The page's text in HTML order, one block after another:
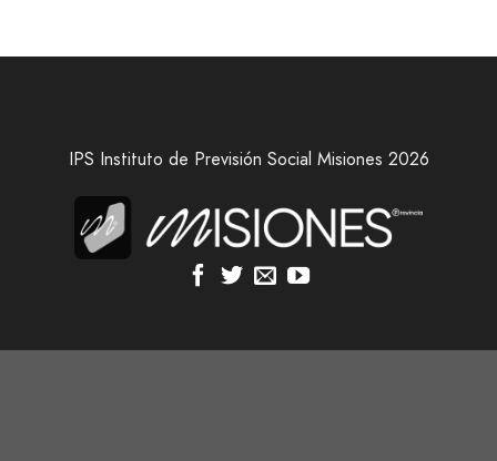
IPS Instituto de Previsión Social Misiones 2026